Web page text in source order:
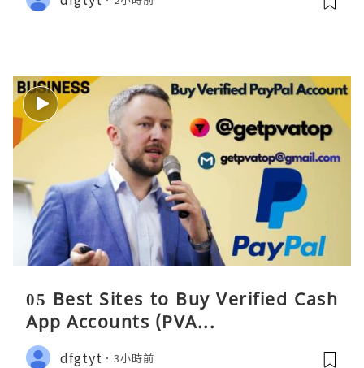
05 Best Sites to Buy Verified Cash
App Accounts (PVA...
dfgtyt 3小時前